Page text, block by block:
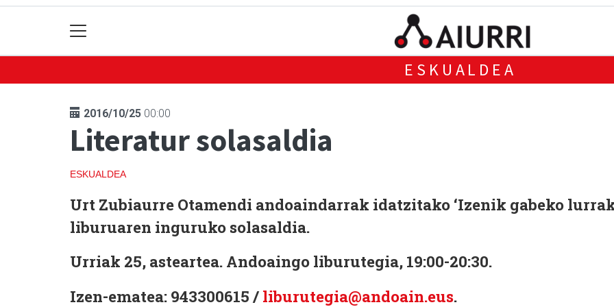
ESKUALDEA
2016/10/25 00:00
Literatur solasaldia
ESKUALDEA
Urt Zubiaurre Otamendi andoaindarrak idatzitako ‘Izenik gabeko
liburuaren inguruko solasaldia.
Urriak 25, asteartea. Andoaingo liburutegia, 19:00-20:30.
Izen-ematea: 943300615 / liburutegia@andoain.eus.